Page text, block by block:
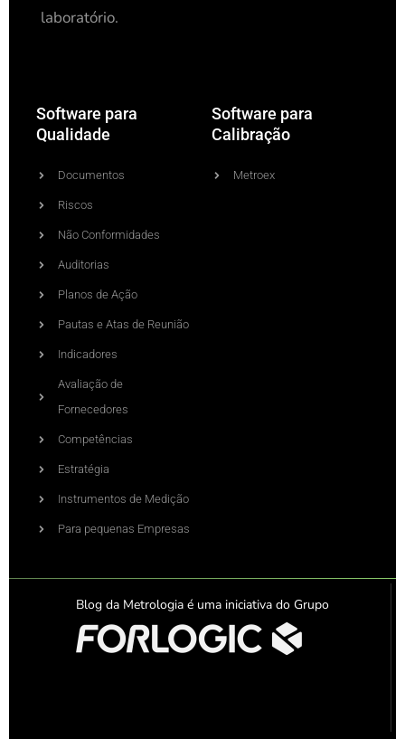
laboratório.
Software para
Qualidade
Documentos
Riscos
Não Conformidades
Auditorias
Planos de Ação
Pautas e Atas de Reunião
Indicadores
Avaliação de
Fornecedores
Competências
Estratégia
Instrumentos de Medição
Para pequenas Empresas
Software para
Calibração
Metroex
Blog da Metrologia é uma iniciativa do Grupo